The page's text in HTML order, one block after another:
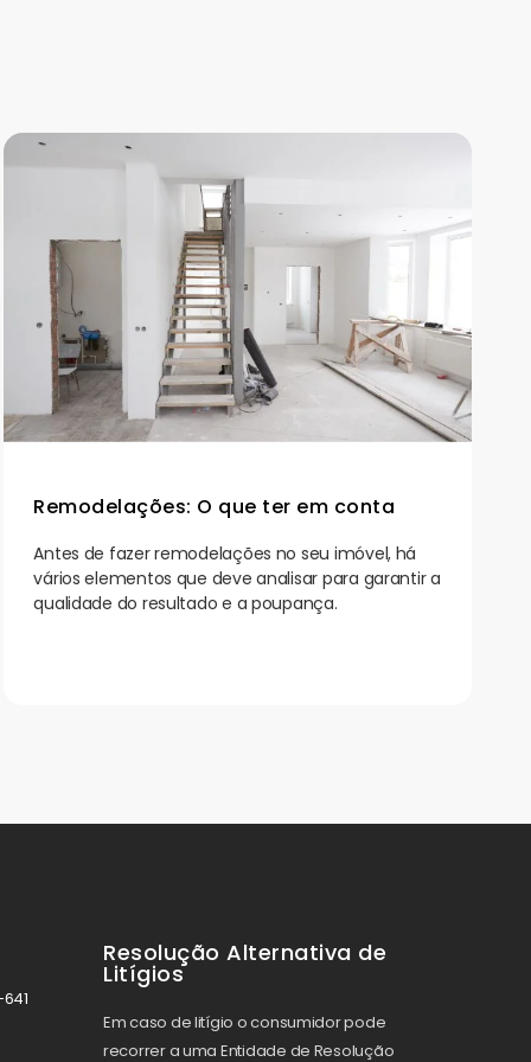
Remodelações: O que ter em conta
Antes de fazer remodelações no seu imóvel, há
vários elementos que deve analisar para garantir a
qualidade do resultado e a poupança.
Resolução Alternativa de
Litígios
Em caso de litígio o consumidor pode
recorrer a uma Entidade de Resolução